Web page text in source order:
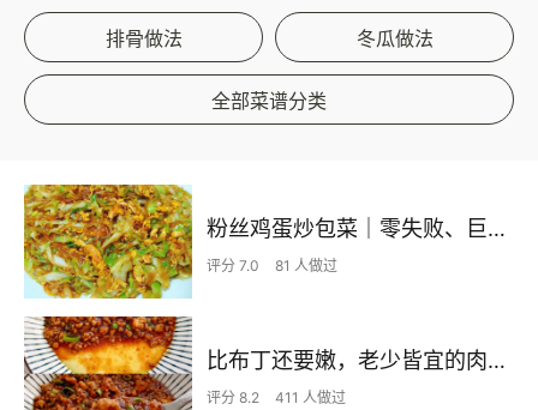
排骨做法 冬瓜做法
全部菜谱分类
粉丝鸡蛋炒包菜｜零失败、巨下饭
评分 7.0 81 人做过
比布丁还要嫩，老少皆宜的肉沫蒸蛋
评分 8.2 411 人做过